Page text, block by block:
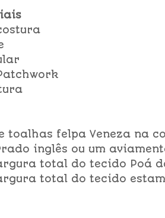
toalhas felpa Veneza na
inglês ou um
total do tecido Poá
total do tecido